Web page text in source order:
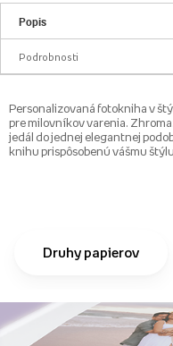
Popis
Podrobnosti
Personalizovaná fotokniha v
pre milovníkov varenia.
jedál do jednej elegantnej
knihu prispôsobenú vášmu
Druhy papierov